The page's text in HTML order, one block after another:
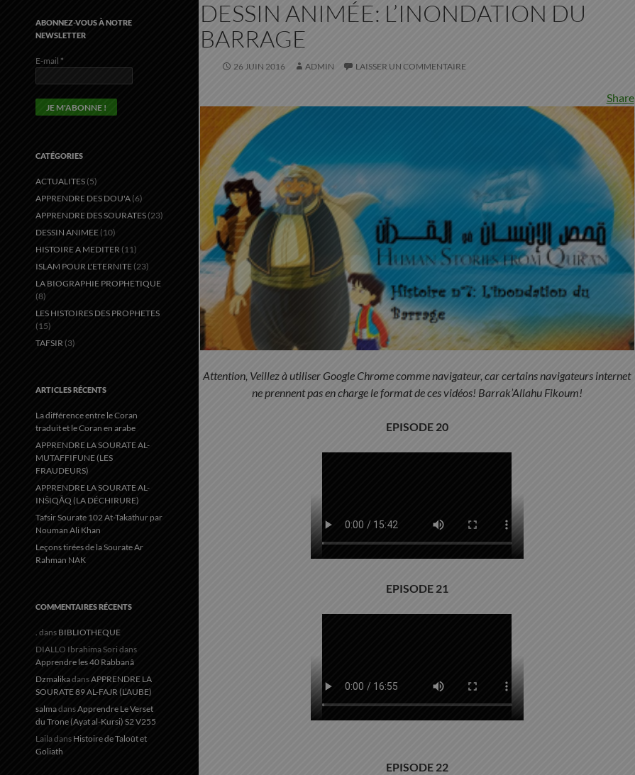
DESSIN ANIMÉE: L’INONDATION DU
BARRAGE
26 JUIN 2016 ADMIN LAISSER UN COMMENTAIRE
Share
Attention, Veillez à utiliser Google Chrome comme navigateur, car certains navigateurs internet
ne prennent pas en charge le format de ces vidéos! Barrak’Allahu Fikoum!
EPISODE 20
EPISODE 21
EPISODE 22
ABONNEZ-VOUS À NOTRE
NEWSLETTER
E-mail *
CATÉGORIES
ACTUALITES (5)
APPRENDRE DES DOU'A (6)
APPRENDRE DES SOURATES (23)
DESSIN ANIMEE (10)
HISTOIRE A MEDITER (11)
ISLAM POUR L'ETERNITE (23)
LA BIOGRAPHIE PROPHETIQUE
(8)
LES HISTOIRES DES PROPHETES
(15)
TAFSIR (3)
ARTICLES RÉCENTS
La différence entre le Coran
traduit et le Coran en arabe
APPRENDRE LA SOURATE AL-
MUTAFFIFUNE (LES
FRAUDEURS)
APPRENDRE LA SOURATE AL-
INŠIQĀQ (LA DÉCHIRURE)
Tafsir Sourate 102 At-Takathur par
Nouman Ali Khan
Leçons tirées de la Sourate Ar
Rahman NAK
COMMENTAIRES RÉCENTS
dans BIBLIOTHEQUE
DIALLO Ibrahima Sori dans
Apprendre les 40 Rabbanâ
DzmalikadansAPPRENDRE LA
SOURATE 89 AL-FAJR (L’AUBE)
salmadansApprendre Le Verset
du Trone (Ayat al-Kursi) S2 V255
Lailadans Histoire de Taloût et
Goliath